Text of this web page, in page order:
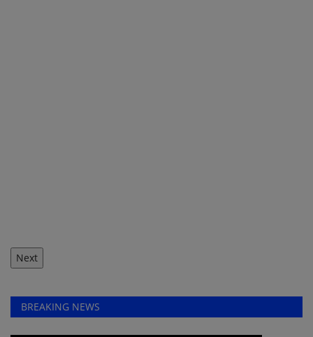
Next
BREAKING NEWS